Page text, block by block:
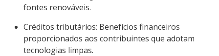
fontes renováveis.
Créditos tributários: Benefícios financeiros
proporcionados aos contribuintes que adotam
tecnologias limpas.